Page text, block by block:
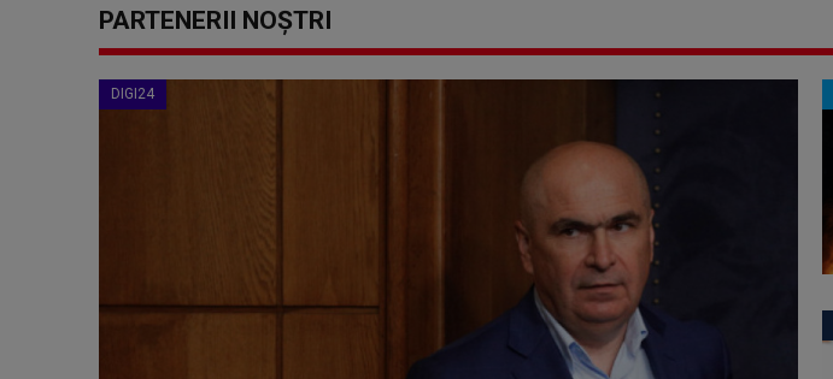
PARTENERII NOȘTRI
DIGI24